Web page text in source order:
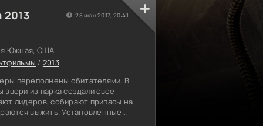
2013
Южная, США
/ 2013
переполнены обитателями. В
из парка создали свое
лидеров, собирают припасы на
выжить. Установленные
28 июн 2017, 20:41